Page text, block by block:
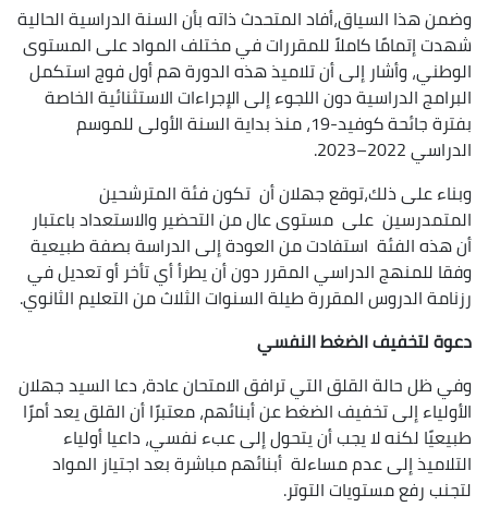
وضمن هذا السياق،أفاد المتحدث ذاته بأن السنة الدراسية الحالية
شهدت إتمامًا كاملاً للمقررات في مختلف المواد على المستوى
الوطني، وأشار إلى أن تلاميذ هذه الدورة هم أول فوج استكمل
البرامج الدراسية دون اللجوء إلى الإجراءات الاستثنائية الخاصة
بفترة جائحة كوفيد-19، منذ بداية السنة الأولى للموسم
الدراسي 2022–2023.
وبناء على ذلك،توقع جهلان أن تكون فئة المترشحين
المتمدرسين على مستوى عال من التحضير والاستعداد باعتبار
أن هذه الفئة استفادت من العودة إلى الدراسة بصفة طبيعية
وفقا للمنهج الدراسي المقرر دون أن يطرأ أي تأخر أو تعديل في
رزنامة الدروس المقررة طيلة السنوات الثلاث من التعليم الثانوي.
دعوة لتخفيف الضغط النفسي
وفي ظل حالة القلق التي ترافق الامتحان عادة، دعا السيد جهلان
الأولياء إلى تخفيف الضغط عن أبنائهم، معتبرًا أن القلق يعد أمرًا
طبيعيًا لكنه لا يجب أن يتحول إلى عبء نفسي، داعيا أولياء
التلاميذ إلى عدم مساءلة أبنائهم مباشرة بعد اجتياز المواد
لتجنب رفع مستويات التوتر.